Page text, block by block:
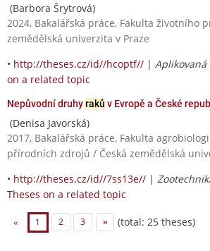
(Barbora Šrytrová)
2024, Bakalářská práce, Fakulta životního
zemědělská univerzita v Praze
• http://theses.cz/id//hcoptf// |
on a related topic
Nepůvodní druhyraků v Evropě a České
(Denisa Javorská)
2017, Bakalářská práce, Fakulta
přírodních zdrojů / Česká zemědělská
• http://theses.cz/id//7ss13e// |
Theses on a related topic
« 1 2 3 » (total: 25 theses)